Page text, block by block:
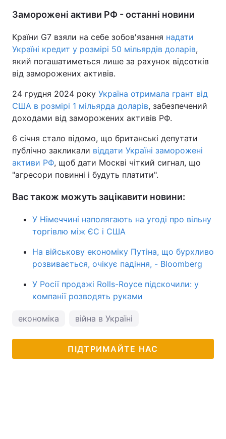
Заморожені активи РФ - останні новини
Країни G7 взяли на себе зобов'язання надати
Україні кредит у розмірі 50 мільярдів доларів,
який погашатиметься лише за рахунок відсотків
від заморожених активів.
24 грудня 2024 року Україна отримала грант від
США в розмірі 1 мільярда доларів, забезпечений
доходами від заморожених активів РФ.
6 січня стало відомо, що британські депутати
публічно закликали віддати Україні заморожені
активи РФ, щоб дати Москві чіткий сигнал, що
"агресори повинні і будуть платити".
Вас також можуть зацікавити новини:
У Німеччині наполягають на угоді про вільну
торгівлю між ЄС і США
На військову економіку Путіна, що бурхливо
розвивається, очікує падіння, - Bloomberg
У Росії продажі Rolls-Royce підскочили: у
компанії розводять руками
економіка війна в Україні
ПІДТРИМАЙТЕ НАС